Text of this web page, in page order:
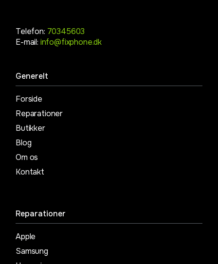
Telefon: 70345603
E-mail: info@fixphone.dk
Generelt
Forside
Reparationer
Butikker
Blog
Om os
Kontakt
Reparationer
Apple
Samsung